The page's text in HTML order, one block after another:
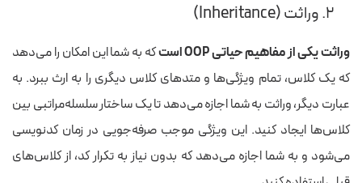
۲. وراثت (Inheritance)
وراثت یکی از مفاهیم حیاتی OOP است
که به شما این امکان را می‌دهد
که یک کلاس، تمام ویژگی‌ها و متدهای کلاس دیگری را به ارث ببرد. به
عبارت دیگر، وراثت به شما اجازه می‌دهد تا یک ساختار سلسله‌مراتبی بین
کلاس‌ها ایجاد کنید. این ویژگی موجب صرفه‌جویی در زمان کدنویسی
می‌شود و به شما اجازه می‌دهد که بدون نیاز به تکرار کد، از کلاس‌های